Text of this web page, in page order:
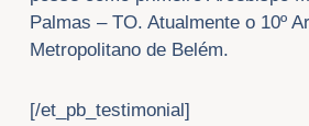
Palmas – TO. Atualmente o 10º
Metropolitano de Belém.
[/et_pb_testimonial]